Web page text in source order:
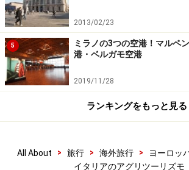
2013/02/23
5
ミラノの3つの空港！マルペ
港・ベルガモ空港
2019/11/28
ランキングをもっと見る
All About > 旅行 > 海外旅行 > ヨーロッ
イタリアのアグリツーリズモ